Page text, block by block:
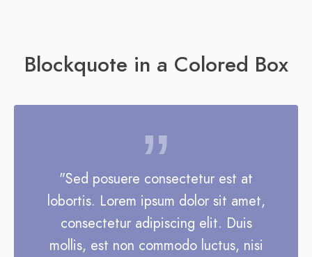
Blockquote in a Colored Box
"Sed posuere consectetur est at
lobortis. Lorem ipsum dolor sit amet,
consectetur adipiscing elit. Duis
mollis, est non commodo luctus, nisi